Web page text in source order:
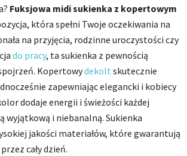
Fuksjowa midi sukienka z kopertowym
która spełni Twoje oczekiwania na
na przyjęcia, rodzinne uroczystości czy
do pracy, ta sukienka z pewnością
Kopertowydekolt skutecznie
zapewniając elegancki i kobiecy
dodaje energii i świeżości każdej
wyjątkową i niebanalną. Sukienka
jakości materiałów, które gwarantują
cały dzień.